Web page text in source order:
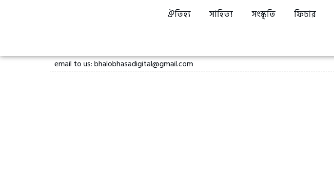
ঐতিহ্য সাহিত্য সংস্কৃতি ফিচার
email to us: bhalobhasadigital@gmail.com